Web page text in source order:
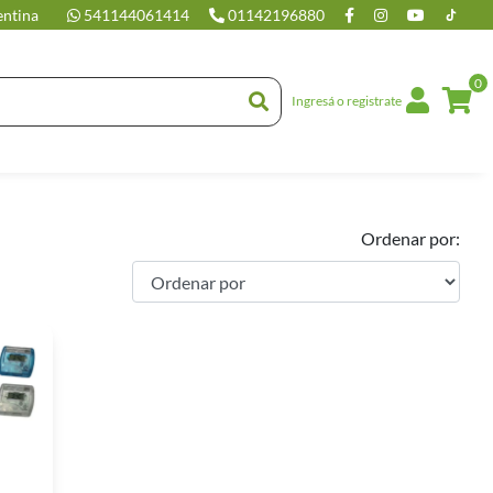
541144061414 01142196880
Ingresá o registrate
0
Ordenar por: